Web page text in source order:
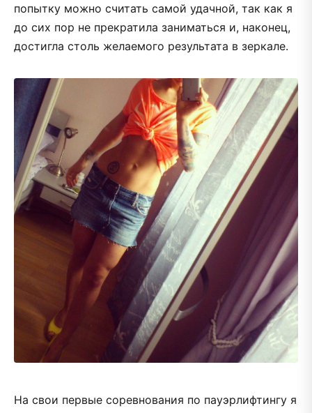
попытку можно считать самой удачной, так как я
до сих пор не прекратила заниматься и, наконец,
достигла столь желаемого результата в зеркале.
На свои первые соревнования по пауэрлифтингу я